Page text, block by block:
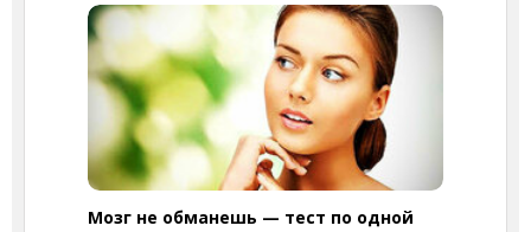
Мозг не обманешь — тест по одной